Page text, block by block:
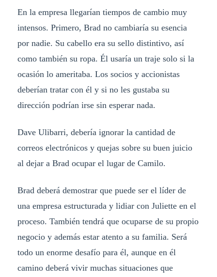
En la empresa llegarían tiempos de cambio muy
intensos. Primero, Brad no cambiaría su esencia
por nadie. Su cabello era su sello distintivo, así
como también su ropa. Él usaría un traje solo si la
ocasión lo ameritaba. Los socios y accionistas
deberían tratar con él y si no les gustaba su
dirección podrían irse sin esperar nada.
Dave Ulibarri, debería ignorar la cantidad de
correos electrónicos y quejas sobre su buen juicio
al dejar a Brad ocupar el lugar de Camilo.
Brad deberá demostrar que puede ser el líder de
una empresa estructurada y lidiar con Juliette en el
proceso. También tendrá que ocuparse de su propio
negocio y además estar atento a su familia. Será
todo un enorme desafío para él, aunque en él
camino deberá vivir muchas situaciones que